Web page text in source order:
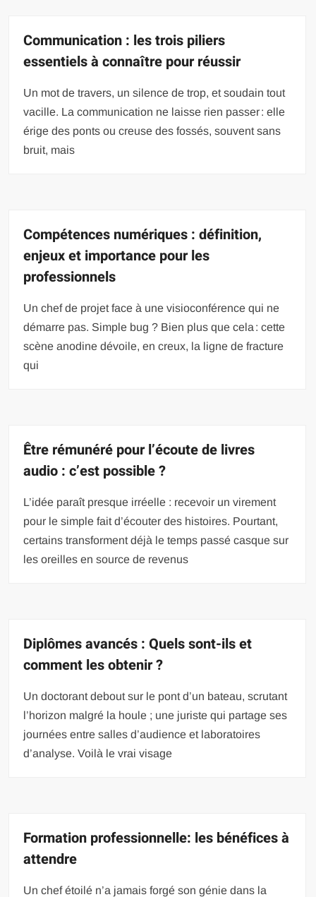
Communication : les trois piliers
essentiels à connaître pour réussir
Un mot de travers, un silence de trop, et soudain tout
vacille. La communication ne laisse rien passer : elle
érige des ponts ou creuse des fossés, souvent sans
bruit, mais
Compétences numériques : définition,
enjeux et importance pour les
professionnels
Un chef de projet face à une visioconférence qui ne
démarre pas. Simple bug ? Bien plus que cela : cette
scène anodine dévoile, en creux, la ligne de fracture
qui
Être rémunéré pour l’écoute de livres
audio : c’est possible ?
L’idée paraît presque irréelle : recevoir un virement
pour le simple fait d’écouter des histoires. Pourtant,
certains transforment déjà le temps passé casque sur
les oreilles en source de revenus
Diplômes avancés : Quels sont-ils et
comment les obtenir ?
Un doctorant debout sur le pont d’un bateau, scrutant
l’horizon malgré la houle ; une juriste qui partage ses
journées entre salles d’audience et laboratoires
d’analyse. Voilà le vrai visage
Formation professionnelle: les bénéfices à
attendre
Un chef étoilé n’a jamais forgé son génie dans la